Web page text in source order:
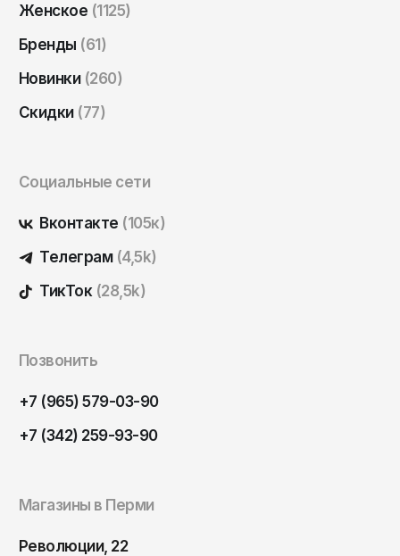
Женское (1125)
Бренды (61)
Новинки (260)
Скидки (77)
Социальные сети
Вконтакте (105к)
Телеграм (4,5k)
ТикТок (28,5k)
Позвонить
+7 (965) 579-03-90
+7 (342) 259-93-90
Магазины в Перми
Революции, 22
Саратов
Севастополь
Сергиев Посад
Симферополь
Старый Оскол
Стерлитамак
Сыктывкар
Томск
Тула
Улан-Удэ